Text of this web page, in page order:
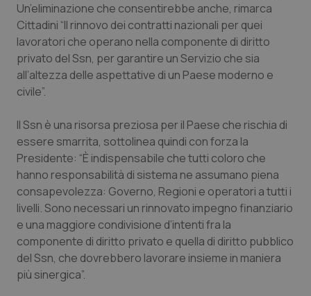
Un’eliminazione che consentirebbe anche, rimarca
Cittadini “Il rinnovo dei contratti nazionali per quei
lavoratori che operano nella componente di diritto
privato del Ssn, per garantire un Servizio che sia
all’altezza delle aspettative di un Paese moderno e
civile”.
Il Ssn è una risorsa preziosa per il Paese che rischia di
essere smarrita, sottolinea quindi con forza la
Presidente: “È indispensabile che tutti coloro che
hanno responsabilità di sistema ne assumano piena
consapevolezza: Governo, Regioni e operatori a tutti i
livelli. Sono necessari un rinnovato impegno finanziario
e una maggiore condivisione d’intenti fra la
componente di diritto privato e quella di diritto pubblico
del Ssn, che dovrebbero lavorare insieme in maniera
più sinergica”.